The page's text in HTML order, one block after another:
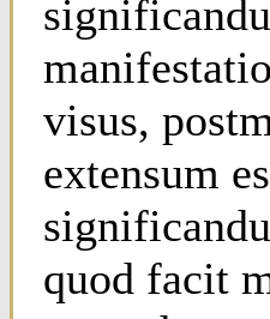
visus,
extensum
quod facit